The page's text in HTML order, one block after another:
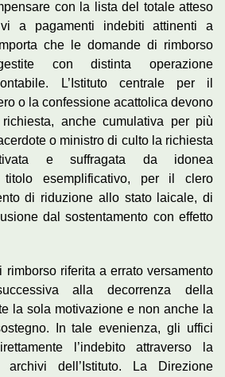
con la lista del totale atteso
a pagamenti indebiti attinenti a
che le domande di rimborso
con distinta operazione
L’Istituto centrale per il
o la confessione acattolica devono
anche cumulativa per più
o ministro di culto la richiesta
e suffragata da idonea
titolo esemplificativo, per il clero
di riduzione allo stato laicale, di
dal sostentamento con effetto
rimborso riferita a errato versamento
alla decorrenza della
la sola motivazione e non anche la
In tale evenienza, gli uffici
l’indebito attraverso la
archivi dell’Istituto. La Direzione